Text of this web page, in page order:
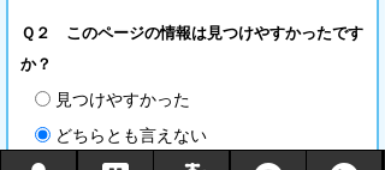
Ｑ２ このページの情報は見つけやすかったです
か？
見つけやすかった
どちらとも言えない